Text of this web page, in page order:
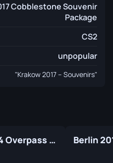
Cobblestone Souvenir
Package
CS2
unpopular
"Krakow 2017 – Souvenirs"
ESL One Cologne 2014 Overpass Souvenir Package